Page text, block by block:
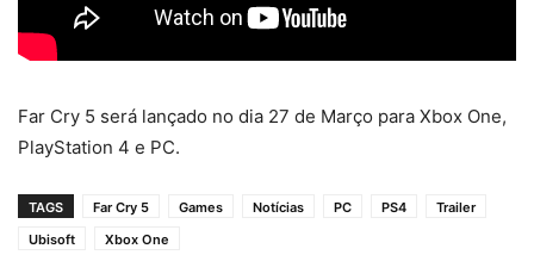
Far Cry 5 será lançado no dia 27 de Março para Xbox One,
PlayStation 4 e PC.
TAGS Far Cry 5 Games Notícias PC PS4
Trailer
Ubisoft
Xbox One